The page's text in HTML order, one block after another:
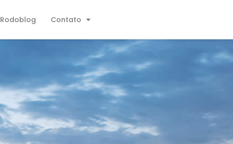
Rodoblog Contato